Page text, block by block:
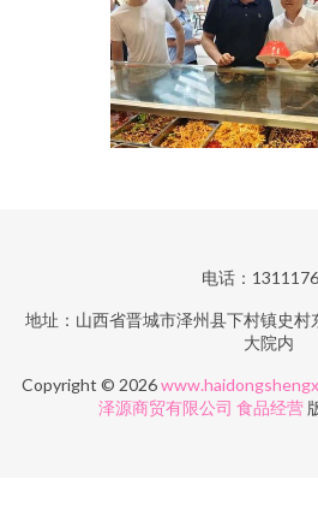
电话：
地址：山西省晋城市泽州县下村镇史村
大院内
Copyright © 2026
泽源商贸有限公司 食品经营